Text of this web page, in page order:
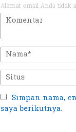
Alamat email Anda tidak
Simpan nama,
saya berikutnya.